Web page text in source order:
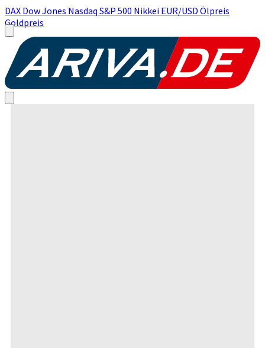
DAX Dow Jones Nasdaq S&P 500 Nikkei EUR/USD Ölpreis
Goldpreis